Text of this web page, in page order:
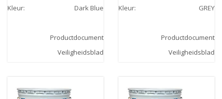
Kleur: Dark Blue
Productdocument
Veiligheidsblad
Kleur: GREY
Productdocument
Veiligheidsblad